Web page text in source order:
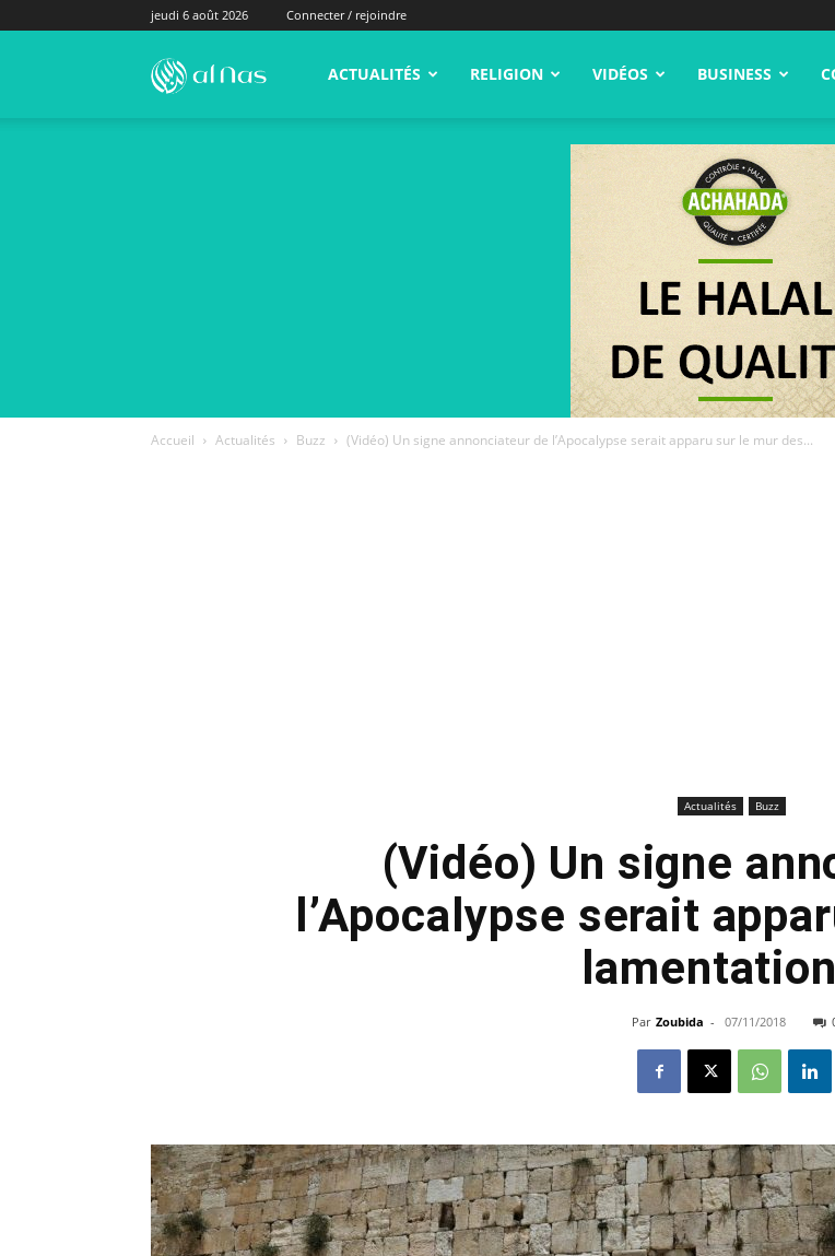
jeudi 6 août 2026 Connecter / rejoindre
alNas.fr ACTUALITÉS RELIGION VIDÉOS BUSINESS
Accueil Actualités Buzz (Vidéo) Un signe annonciateur de l’Apocalypse serait apparu sur le mur des...
Actualités Buzz
(Vidéo) Un signe
l’Apocalypse serait
Par Zoubida - 07/11/2018